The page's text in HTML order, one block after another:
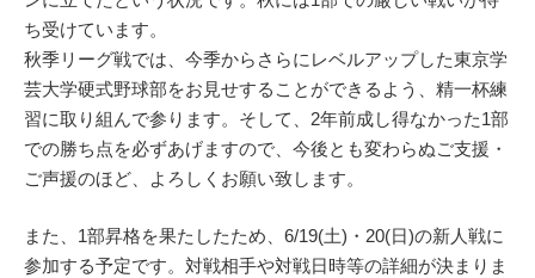
ち受けています。
秋季リーグ戦では、今季からさらにレベルアップした東京学
芸大学硬式野球部をお見せすることができるよう、精一杯練
習に取り組んで参ります。そして、2年前成し得なかった1部
での勝ち点を必ずあげますので、今後とも変わらぬご支援・
ご声援のほど、よろしくお願い致します。
また、1部昇格を果たしたため、6/19(土)・20(日)の新人戦に
参加する予定です。対戦相手や対戦日時等の詳細が決まりま